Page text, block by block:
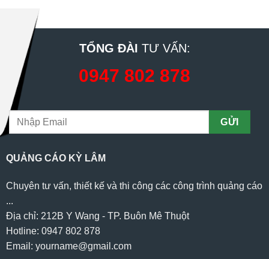
TỔNG ĐÀI TƯ VẤN:
0947 802 878
QUẢNG CÁO KỲ LÂM
Chuyên tư vấn, thiết kế và thi công các công trình quảng cáo
...
Địa chỉ: 212B Y Wang - TP. Buôn Mê Thuột
Hotline: 0947 802 878
Email: yourname@gmail.com